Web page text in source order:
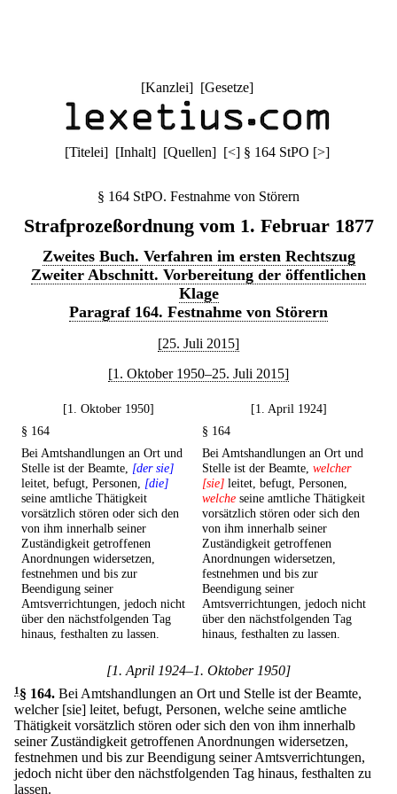
[Kanzlei] [Gesetze]
[Titelei] [Inhalt] [Quellen] [<] § 164 StPO [>]
§ 164 StPO. Festnahme von Störern
Strafprozeßordnung vom 1. Februar 1877
Zweites Buch. Verfahren im ersten Rechtszug
Zweiter Abschnitt. Vorbereitung der öffentlichen
Klage
Paragraf 164. Festnahme von Störern
[25. Juli 2015]
[1. Oktober 1950–25. Juli 2015]
[1. Oktober 1950]
[1. April 1924]
§ 164
§ 164
Bei Amtshandlungen an Ort und
Stelle ist der Beamte, [der sie]
leitet, befugt, Personen, [die]
seine amtliche Thätigkeit
vorsätzlich stören oder sich den
von ihm innerhalb seiner
Zuständigkeit getroffenen
Anordnungen widersetzen,
festnehmen und bis zur
Beendigung seiner
Amtsverrichtungen, jedoch nicht
über den nächstfolgenden Tag
hinaus, festhalten zu lassen.
Bei Amtshandlungen an Ort und
Stelle ist der Beamte, welcher
[sie] leitet, befugt, Personen,
welche seine amtliche Thätigkeit
vorsätzlich stören oder sich den
von ihm innerhalb seiner
Zuständigkeit getroffenen
Anordnungen widersetzen,
festnehmen und bis zur
Beendigung seiner
Amtsverrichtungen, jedoch nicht
über den nächstfolgenden Tag
hinaus, festhalten zu lassen.
[1. April 1924–1. Oktober 1950]
1§ 164. Bei Amtshandlungen an Ort und Stelle ist der Beamte,
welcher [sie] leitet, befugt, Personen, welche seine amtliche
Thätigkeit vorsätzlich stören oder sich den von ihm innerhalb
seiner Zuständigkeit getroffenen Anordnungen widersetzen,
festnehmen und bis zur Beendigung seiner Amtsverrichtungen,
jedoch nicht über den nächstfolgenden Tag hinaus, festhalten zu
lassen.